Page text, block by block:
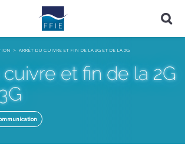
ARRÊT DU CUIVRE ET FIN DE LA 2G ET DE LA 3G
et fin de la 2G